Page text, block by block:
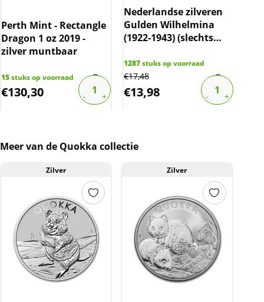
Perth Mint - Rectangle
Dragon 1 oz 2019 -
zilver muntbaar
15stuks op voorraad
€130,30
Nederlandse zilveren
Gulden Wilhelmina
(1922-1943) (slechts
1287stuks op voorraad
€17,48
€13,98
Meer van de Quokka collectie
Zilver Zilver